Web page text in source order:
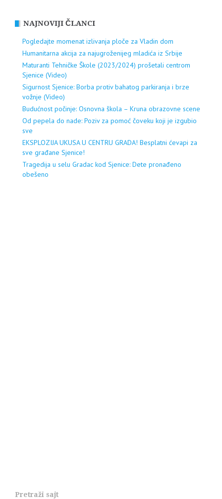
NAJNOVIJI ČLANCI
Pogledajte momenat izlivanja ploče za Vladin dom
Humanitarna akcija za najugroženijeg mladića iz Srbije
Maturanti Tehničke Škole (2023/2024) prošetali centrom
Sjenice (Video)
Sigurnost Sjenice: Borba protiv bahatog parkiranja i brze
vožnje (Video)
Budućnost počinje: Osnovna škola – Kruna obrazovne scene
Od pepela do nade: Poziv za pomoć čoveku koji je izgubio
sve
EKSPLOZIJA UKUSA U CENTRU GRADA! Besplatni ćevapi za
sve građane Sjenice!
Tragedija u selu Gradac kod Sjenice: Dete pronađeno
obešeno
Pretraži sajt